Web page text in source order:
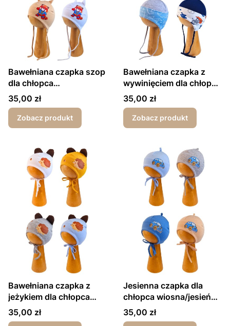
Bawełniana czapka szop
dla chłopca
wiosna/jesień
Cena
35,00 zł
Zobacz produkt
Bawełniana czapka z
wywinięciem dla chłopca
wiosna/jesień kolorowe
druki
Cena
35,00 zł
Zobacz produkt
Bawełniana czapka z
jeżykiem dla chłopca
wiosna/jesień
Cena
35,00 zł
Jesienna czapka dla
chłopca wiosna/jesień
garbusek
Cena
35,00 zł